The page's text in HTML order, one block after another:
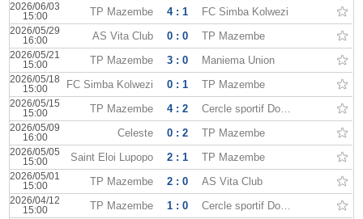
2026/06/03
15:00
TP Mazembe 4 : 1 FC Simba Kolwezi
2026/05/29
16:00
AS Vita Club 0 : 0 TP Mazembe
2026/05/21
15:00
TP Mazembe 3 : 0 Maniema Union
2026/05/18
15:00
FC Simba Kolwezi 0 : 1 TP Mazembe
2026/05/15
15:00
TP Mazembe 4 : 2 Cercle sportif Don Bosco
2026/05/09
16:00
Celeste 0 : 2 TP Mazembe
2026/05/05
15:00
Saint Eloi Lupopo 2 : 1 TP Mazembe
2026/05/01
15:00
TP Mazembe 2 : 0 AS Vita Club
2026/04/12
15:00
TP Mazembe 1 : 0 Cercle sportif Don Bosco